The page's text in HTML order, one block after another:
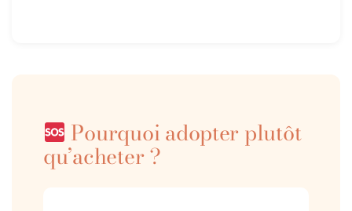
Pourquoi adopter plutôt
qu’acheter ?